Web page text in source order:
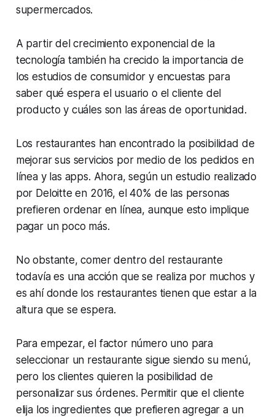
supermercados.
A partir del crecimiento exponencial de la
tecnología también ha crecido la importancia de
los estudios de consumidor y encuestas para
saber qué espera el usuario o el cliente del
producto y cuáles son las áreas de oportunidad.
Los restaurantes han encontrado la posibilidad de
mejorar sus servicios por medio de los pedidos en
línea y las apps. Ahora, según un estudio realizado
por Deloitte en 2016, el 40% de las personas
prefieren ordenar en línea, aunque esto implique
pagar un poco más.
No obstante, comer dentro del restaurante
todavía es una acción que se realiza por muchos y
es ahí donde los restaurantes tienen que estar a la
altura que se espera.
Para empezar, el factor número uno para
seleccionar un restaurante sigue siendo su menú,
pero los clientes quieren la posibilidad de
personalizar sus órdenes. Permitir que el cliente
elija los ingredientes que prefieren agregar a un